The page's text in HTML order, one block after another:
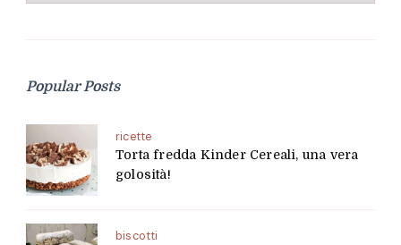
Popular Posts
ricette
Torta fredda Kinder Cereali, una vera
golosità!
biscotti